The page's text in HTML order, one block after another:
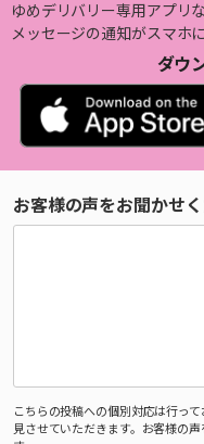
ゆめデリバリー専用アプリな
メッセージの通知がスマホ
ダウ
お客様の声をお聞かせ
こちらの投稿への個別対応は行っ
見させていただきます。お客様の